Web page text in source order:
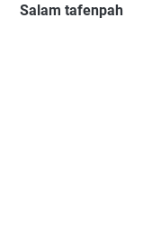
Salam tafenpah